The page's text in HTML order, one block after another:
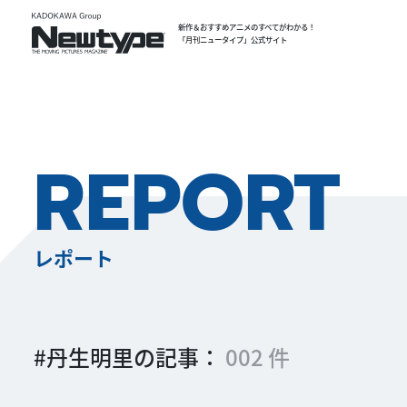
新作＆おすすめアニメのすべてがわかる！
「月刊ニュータイプ」公式サイト
REPORT
レポート
#丹生明里の記事： 002 件